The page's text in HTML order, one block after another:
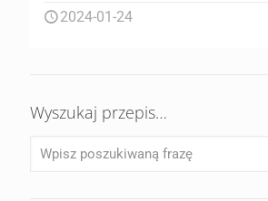
2024-01-24
Wyszukaj przepis…